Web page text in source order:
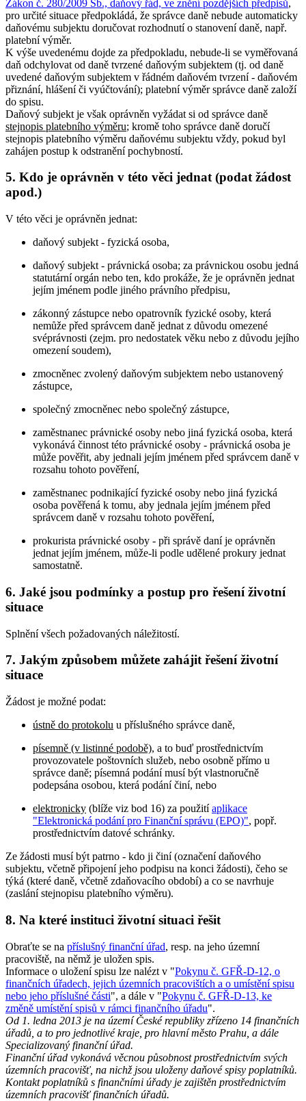
Zákon č. 280/2009 Sb., daňový řád, ve znění pozdějších předpisů,
pro určité situace předpokládá, že správce daně nebude automaticky
daňovému subjektu doručovat rozhodnutí o stanovení daně, např.
platební výměr.
K výše uvedenému dojde za předpokladu, nebude-li se vyměřovaná
daň odchylovat od daně tvrzené daňovým subjektem (tj. od daně
uvedené daňovým subjektem v řádném daňovém tvrzení - daňovém
přiznání, hlášení či vyúčtování); platební výměr správce daně založí
do spisu.
Daňový subjekt je však oprávněn vyžádat si od správce daně
stejnopis platebního výměru; kromě toho správce daně doručí
stejnopis platebního výměru daňovému subjektu vždy, pokud byl
zahájen postup k odstranění pochybností.
5. Kdo je oprávněn v této věci jednat (podat žádost
apod.)
V této věci je oprávněn jednat:
daňový subjekt - fyzická osoba,
daňový subjekt - právnická osoba; za právnickou osobu jedná
statutární orgán nebo ten, kdo prokáže, že je oprávněn jednat
jejím jménem podle jiného právního předpisu,
zákonný zástupce nebo opatrovník fyzické osoby, která
nemůže před správcem daně jednat z důvodu omezené
svéprávnosti (zejm. pro nedostatek věku nebo z důvodu jejího
omezení soudem),
zmocněnec zvolený daňovým subjektem nebo ustanovený
zástupce,
společný zmocněnec nebo společný zástupce,
zaměstnanec právnické osoby nebo jiná fyzická osoba, která
vykonává činnost této právnické osoby - právnická osoba je
může pověřit, aby jednali jejím jménem před správcem daně v
rozsahu tohoto pověření,
zaměstnanec podnikající fyzické osoby nebo jiná fyzická
osoba pověřená k tomu, aby jednala jejím jménem před
správcem daně v rozsahu tohoto pověření,
prokurista právnické osoby - při správě daní je oprávněn
jednat jejím jménem, může-li podle udělené prokury jednat
samostatně.
6. Jaké jsou podmínky a postup pro řešení životní
situace
Splnění všech požadovaných náležitostí.
7. Jakým způsobem můžete zahájit řešení životní
situace
Žádost je možné podat:
ústně do protokolu u příslušného správce daně,
písemně (v listinné podobě), a to buď prostřednictvím
provozovatele poštovních služeb, nebo osobně přímo u
správce daně; písemná podání musí být vlastnoručně
podepsána osobou, která podání činí, nebo
elektronicky (blíže viz bod 16) za použitíaplikace
"Elektronická podání pro Finanční správu (EPO)", popř.
prostřednictvím datové schránky.
Ze žádosti musí být patrno - kdo ji činí (označení daňového
subjektu, včetně připojení jeho podpisu na konci žádosti), čeho se
týká (které daně, včetně zdaňovacího období) a co se navrhuje
(zaslání stejnopisu platebního výměru).
8. Na které instituci životní situaci řešit
Obraťte se na příslušný finanční úřad, resp. na jeho územní
pracoviště, na němž je uložen spis.
Informace o uložení spisu lze nalézt v "Pokynu č. GFŘ-D-12, o
finančních úřadech, jejich územních pracovištích a o umístění spisu
nebo jeho příslušné části", a dále v "Pokynu č. GFŘ-D-13, ke
změně umístění spisů v rámci finančního úřadu".
Od 1. ledna 2013 je na území České republiky zřízeno 14 finančních
úřadů, a to pro jednotlivé kraje, pro hlavní město Prahu, a dále
Specializovaný finanční úřad.
Finanční úřad vykonává věcnou působnost prostřednictvím svých
územních pracovišť, na nichž jsou uloženy daňové spisy poplatníků.
Kontakt poplatníků s finančními úřady je zajištěn prostřednictvím
územních pracovišť finančních úřadů.